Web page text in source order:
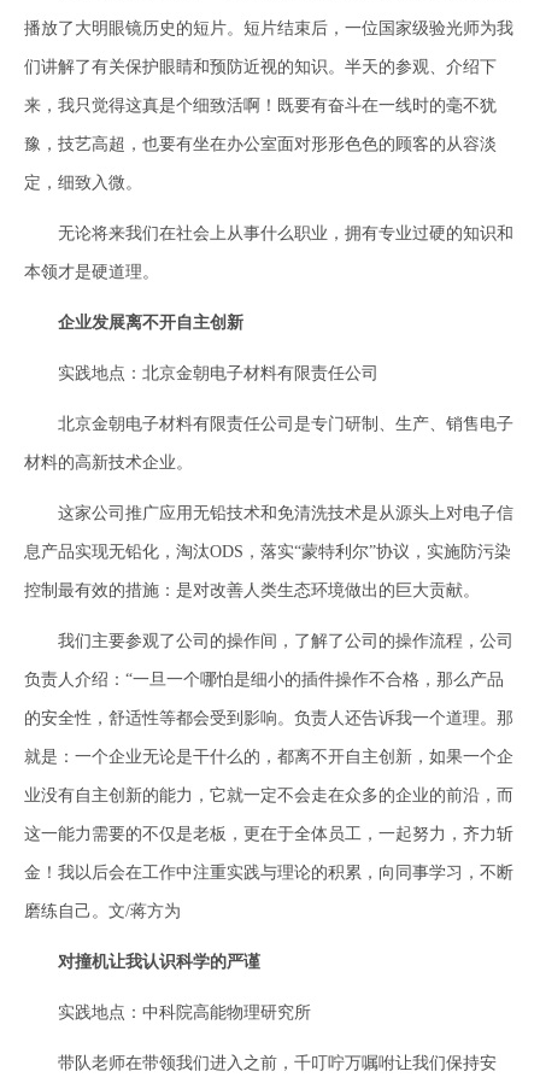
播放了大明眼镜历史的短片。短片结束后，一位国家级验光师为我
们讲解了有关保护眼睛和预防近视的知识。半天的参观、介绍下
来，我只觉得这真是个细致活啊！既要有奋斗在一线时的毫不犹
豫，技艺高超，也要有坐在办公室面对形形色色的顾客的从容淡
定，细致入微。
无论将来我们在社会上从事什么职业，拥有专业过硬的知识和
本领才是硬道理。
企业发展离不开自主创新
实践地点：北京金朝电子材料有限责任公司
北京金朝电子材料有限责任公司是专门研制、生产、销售电子
材料的高新技术企业。
这家公司推广应用无铅技术和免清洗技术是从源头上对电子信
息产品实现无铅化，淘汰ODS，落实“蒙特利尔”协议，实施防污染
控制最有效的措施：是对改善人类生态环境做出的巨大贡献。
我们主要参观了公司的操作间，了解了公司的操作流程，公司
负责人介绍：“一旦一个哪怕是细小的插件操作不合格，那么产品
的安全性，舒适性等都会受到影响。负责人还告诉我一个道理。那
就是：一个企业无论是干什么的，都离不开自主创新，如果一个企
业没有自主创新的能力，它就一定不会走在众多的企业的前沿，而
这一能力需要的不仅是老板，更在于全体员工，一起努力，齐力斩
金！我以后会在工作中注重实践与理论的积累，向同事学习，不断
磨练自己。文/蒋方为
对撞机让我认识科学的严谨
实践地点：中科院高能物理研究所
带队老师在带领我们进入之前，千叮咛万嘱咐让我们保持安